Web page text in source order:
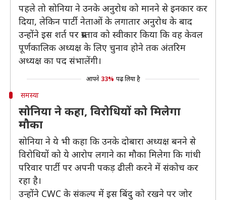
पहले तो सोनिया ने उनके अनुरोध को मानने से इनकार कर
दिया, लेकिन पार्टी नेताओं के लगातार अनुरोध के बाद
उन्होंने इस शर्त पर प्रस्ताव को स्वीकार किया कि वह केवल
पूर्णकालिक अध्यक्ष के लिए चुनाव होने तक अंतरिम
अध्यक्ष का पद संभालेंगी।
आपने 33% पढ़ लिया है
समस्या
सोनिया ने कहा, विरोधियों को मिलेगा
मौका
सोनिया ने ये भी कहा कि उनके दोबारा अध्यक्ष बनने से
विरोधियों को ये आरोप लगाने का मौका मिलेगा कि गांधी
परिवार पार्टी पर अपनी पकड़ ढीली करने में संकोच कर
रहा है।
उन्होंने CWC के संकल्प में इस बिंदु को रखने पर जोर